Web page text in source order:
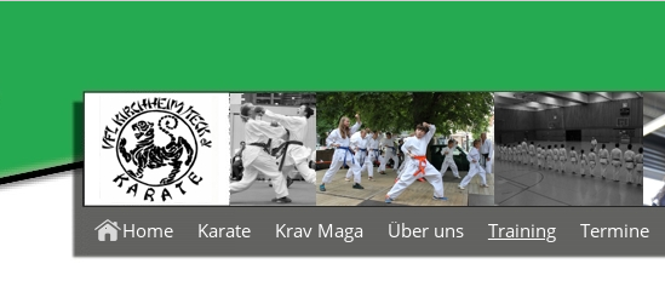
Home Karate Krav Maga Über uns Training Termine